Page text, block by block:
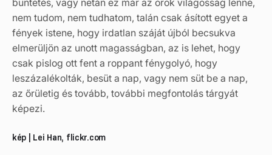
nem tudom, nem tudhatom, talán csak ásított egyet a
fények istene, hogy irdatlan száját újból becsukva
elmerüljön az unott magasságban, az is lehet, hogy
csak pislog ott fent a roppant fénygolyó, hogy
leszázalékolták, besüt a nap, vagy nem süt be a nap,
az őrületig és tovább, további megfontolás tárgyát
képezi.
kép | Lei Han, flickr.com